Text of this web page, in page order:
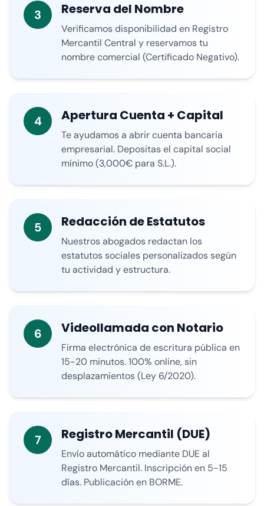
3 Reserva del Nombre
Verificamos disponibilidad en Registro
Mercantil Central y reservamos tu
nombre comercial (Certificado Negativo).
4 Apertura Cuenta + Capital
Te ayudamos a abrir cuenta bancaria
empresarial. Depositas el capital social
mínimo (3,000€ para S.L.).
5 Redacción de Estatutos
Nuestros abogados redactan los
estatutos sociales personalizados según
tu actividad y estructura.
6 Videollamada con Notario
Firma electrónica de escritura pública en
15-20 minutos. 100% online, sin
desplazamientos (Ley 6/2020).
7 Registro Mercantil (DUE)
Envío automático mediante DUE al
Registro Mercantil. Inscripción en 5-15
días. Publicación en BORME.